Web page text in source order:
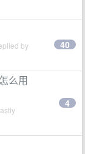
by 40
么用
4